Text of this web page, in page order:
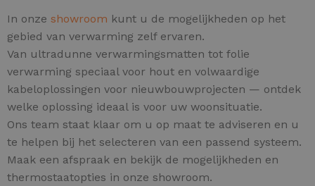
In onze showroom kunt u de mogelijkheden op het
gebied van verwarming zelf ervaren.
Van ultradunne verwarmingsmatten tot folie
verwarming speciaal voor hout en volwaardige
kabeloplossingen voor nieuwbouwprojecten — ontdek
welke oplossing ideaal is voor uw woonsituatie.
Ons team staat klaar om u op maat te adviseren en u
te helpen bij het selecteren van een passend systeem.
Maak een afspraak en bekijk de mogelijkheden en
thermostaatopties in onze showroom.